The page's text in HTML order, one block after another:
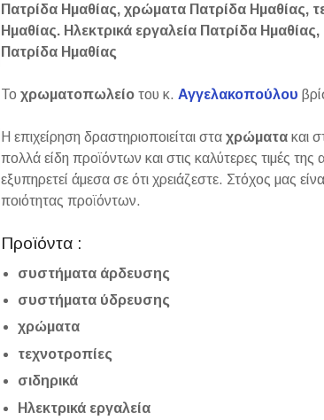
Πατρίδα Ημαθίας, χρώματα Πατρίδα Ημαθίας,
Ημαθίας. Ηλεκτρικά εργαλεία Πατρίδα
Πατρίδα Ημαθίας
Τοχρωματοπωλείο του κ. Αγγελακοπούλου
Η επιχείρηση δραστηριοποιείται σταχρώματα και
πολλά είδη προϊόντων και στις καλύτερες τιμές
εξυπηρετεί άμεσα σε ότι χρειάζεστε. Στόχος μας
ποιότητας προϊόντων.
Προϊόντα :
συστήματα άρδευσης
συστήματα ύδρευσης
χρώματα
τεχνοτροπίες
σιδηρικά
Ηλεκτρικά εργαλεία